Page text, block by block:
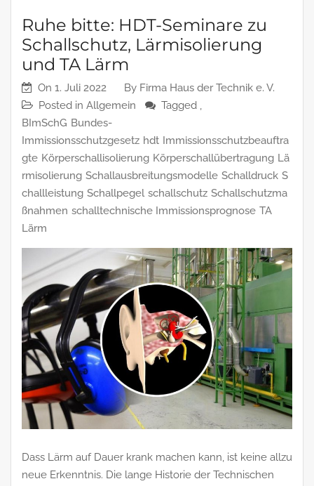
Ruhe bitte: HDT-Seminare zu
Schallschutz, Lärmisolierung
und TA Lärm
On 1. Juli 2022 By Firma Haus der Technik e. V.
Posted in Allgemein
Tagged ,
BImSchG Bundes-
Immissionsschutzgesetz hdt Immissionsschutzbeauftra
gte Körperschallisolierung Körperschallübertragung Lä
rmisolierung Schallausbreitungsmodelle Schalldruck S
challleistung Schallpegel schallschutz Schallschutzma
ßnahmen schalltechnische Immissionsprognose TA
Lärm
Dass Lärm auf Dauer krank machen kann, ist keine allzu
neue Erkenntnis. Die lange Historie der Technischen